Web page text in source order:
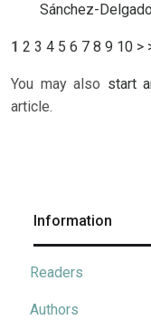
Sánchez-Delgado
1 2 3 4 5 6 7 8 9 10 >
You may also start
article.
Information
Readers
Authors